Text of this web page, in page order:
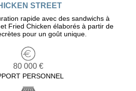
STREET
rapide avec des sandwichs à
Fried Chicken élaborés à partir de
pour un goût unique.
80 000 €
PERSONNEL